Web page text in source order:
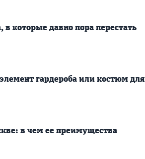
которые давно пора перестать
гардероба или костюм для
в чем ее преимущества